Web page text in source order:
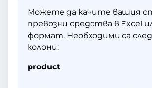
Можете да качите вашия
превозни средства в Excel
формат. Необходими са
колони:
product